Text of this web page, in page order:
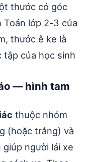
thước có góc
Toán lớp 2-3 của
thước ê ke là
của học sinh
— hình tam
thuộc nhóm
(hoặc trắng) và
người lái xe